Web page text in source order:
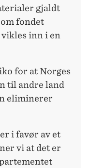
gjaldt
fondet
inn i en
for at Norges
til andre land
eliminerer
i favør av et
vi at det er